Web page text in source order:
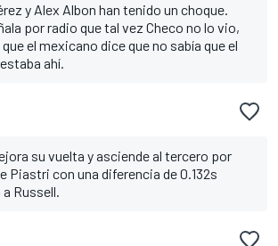
y Alex Albon han tenido un choque.
por radio que tal vez Checo no lo vio,
el mexicano dice que no sabía que el
ahí.
su vuelta y asciende al tercero por
Piastri con una diferencia de 0.132s
Russell.